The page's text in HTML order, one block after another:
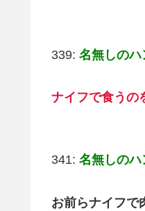
339: 名無しのハ
ナイフで食うの
341: 名無しのハ
お前らナイフで